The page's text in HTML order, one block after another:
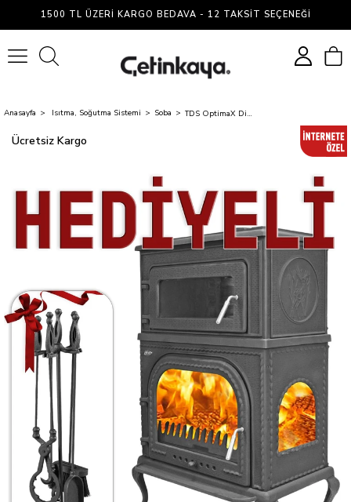
1500 TL ÜZERI KARGO BEDAVA - 12 TAKSIT SEÇENEĞI
Anasayfa Isıtma, Soğutma Sistemi Soba TDS OptimaX Dik Fırınlı, Yan Camlı Yan kapaklı Döküm Şömine Soba / MAŞA TAKIMI HEDİYELİ
Ücretsiz Kargo